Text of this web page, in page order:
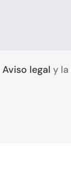
Aviso legal y la